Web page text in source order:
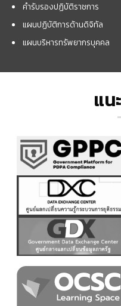
คำรับรองปฏิบัติราชการ
แผนปฏิบัติการด้านดิจิทัล
แผนบริหารทรัพยากรบุคคล
แน